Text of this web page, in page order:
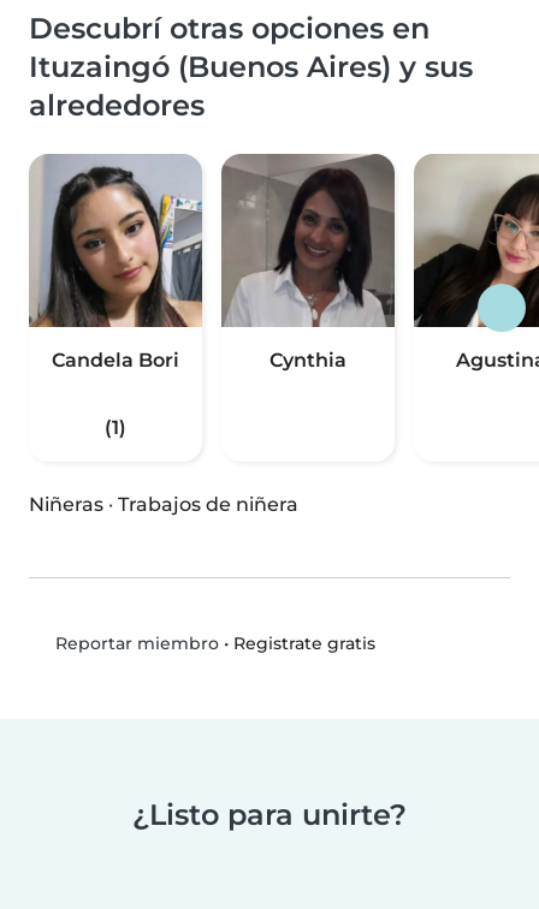
Descubrí otras opciones en
Ituzaingó (Buenos Aires) y sus
alrededores
Candela Bori
(1)
Cynthia
Niñeras · Trabajos de niñera
Reportar miembro• Registrate gratis
¿Listo para unirte?